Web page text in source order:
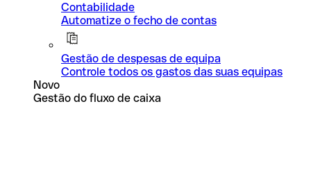
Contabilidade
Automatize o fecho de contas
Gestão de despesas de equipa
Controle todos os gastos das suas equipas
Novo
Gestão do fluxo de caixa